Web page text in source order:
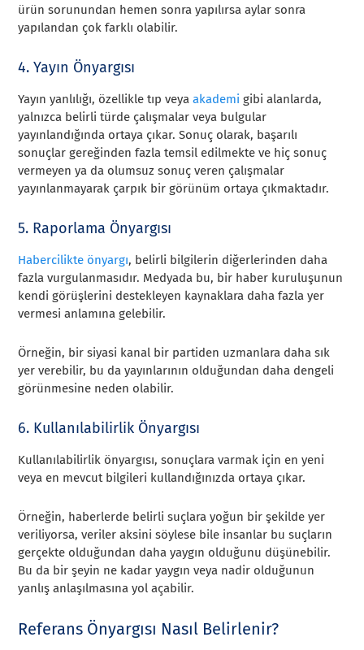
ürün sorunundan hemen sonra yapılırsa aylar sonra
yapılandan çok farklı olabilir.
4. Yayın Önyargısı
Yayın yanlılığı, özellikle tıp veyaakademi gibi alanlarda,
yalnızca belirli türde çalışmalar veya bulgular
yayınlandığında ortaya çıkar. Sonuç olarak, başarılı
sonuçlar gereğinden fazla temsil edilmekte ve hiç sonuç
vermeyen ya da olumsuz sonuç veren çalışmalar
yayınlanmayarak çarpık bir görünüm ortaya çıkmaktadır.
5. Raporlama Önyargısı
Habercilikte önyargı, belirli bilgilerin diğerlerinden daha
fazla vurgulanmasıdır. Medyada bu, bir haber kuruluşunun
kendi görüşlerini destekleyen kaynaklara daha fazla yer
vermesi anlamına gelebilir.
Örneğin, bir siyasi kanal bir partiden uzmanlara daha sık
yer verebilir, bu da yayınlarının olduğundan daha dengeli
görünmesine neden olabilir.
6. Kullanılabilirlik Önyargısı
Kullanılabilirlik önyargısı, sonuçlara varmak için en yeni
veya en mevcut bilgileri kullandığınızda ortaya çıkar.
Örneğin, haberlerde belirli suçlara yoğun bir şekilde yer
veriliyorsa, veriler aksini söylese bile insanlar bu suçların
gerçekte olduğundan daha yaygın olduğunu düşünebilir.
Bu da bir şeyin ne kadar yaygın veya nadir olduğunun
yanlış anlaşılmasına yol açabilir.
Referans Önyargısı Nasıl Belirlenir?